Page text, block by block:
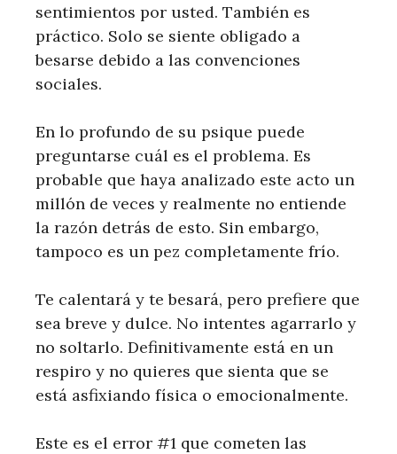
sentimientos por usted. También es
práctico. Solo se siente obligado a
besarse debido a las convenciones
sociales.
En lo profundo de su psique puede
preguntarse cuál es el problema. Es
probable que haya analizado este acto un
millón de veces y realmente no entiende
la razón detrás de esto. Sin embargo,
tampoco es un pez completamente frío.
Te calentará y te besará, pero prefiere que
sea breve y dulce. No intentes agarrarlo y
no soltarlo. Definitivamente está en un
respiro y no quieres que sienta que se
está asfixiando física o emocionalmente.
Este es el error #1 que cometen las